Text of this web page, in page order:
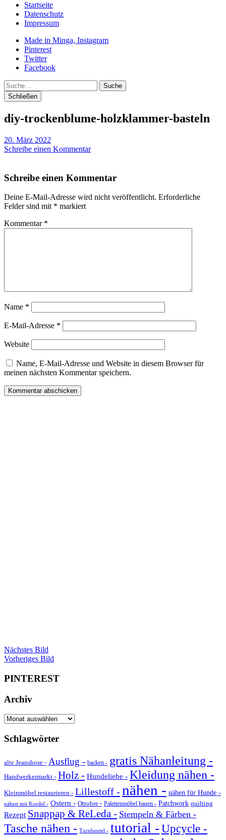
Startseite
Datenschutz
Impressum
Made in Minga, Instagram
Pinterest
Twitter
Facebook
Suche
Schließen
diy-trockenblume-holzklammer-basteln
20. März 2022
Schreibe einen Kommentar
Schreibe einen Kommentar
Deine E-Mail-Adresse wird nicht veröffentlicht. Erforderliche
Felder sind mit * markiert
Kommentar *
Name *
E-Mail-Adresse *
Website
Name, E-Mail-Adresse und Website in diesem Browser für
meinen nächsten Kommentar speichern.
Nächstes Bild
Vorheriges Bild
PINTEREST
Archiv
Archiv
Schlagwörter
alte Jeanshose - Ausflug - backen - gratis Nähanleitung -
Handwerkermarkt - Holz - Hundeliebe - Kleidung nähen -
Kleinmöbel restaurieren - Lillestoff - nähen - nähen für Hunde -
nähen mit Kordel - Ostern - Ottobre - Palettenmöbel bauen - Patchwork quilting
Rezept Snappap & ReLeda - Stempeln & Färben -
Tasche nähen - Turnbeutel - tutorial -Upcycle -